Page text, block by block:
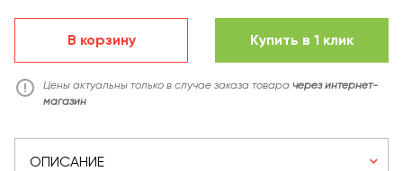
В корзину Купить в 1 клик
Цены актуальны только в случае заказа товара через интернет-
магазин
ОПИСАНИЕ